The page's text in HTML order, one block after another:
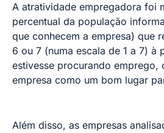
A atratividade empregadora foi
percentual da população
que conhecem a empresa) que
6 ou 7 (numa escala de 1 a 7) à
estivesse procurando emprego,
empresa como um bom lugar
Além disso, as empresas